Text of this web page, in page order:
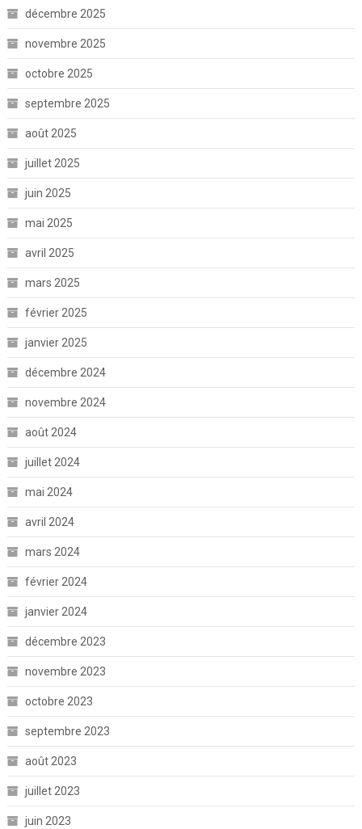
décembre 2025
novembre 2025
octobre 2025
septembre 2025
août 2025
juillet 2025
juin 2025
mai 2025
avril 2025
mars 2025
février 2025
janvier 2025
décembre 2024
novembre 2024
août 2024
juillet 2024
mai 2024
avril 2024
mars 2024
février 2024
janvier 2024
décembre 2023
novembre 2023
octobre 2023
septembre 2023
août 2023
juillet 2023
juin 2023